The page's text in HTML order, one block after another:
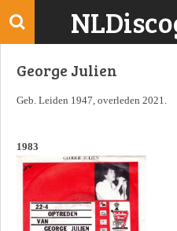
Ga
deGeorge Julien
Geb. Leiden 1947, overleden 2021.
1983